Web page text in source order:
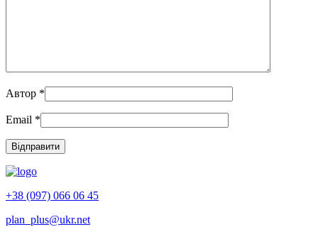
Автор *
Email *
+38 (097) 066 06 45
plan_plus@ukr.net